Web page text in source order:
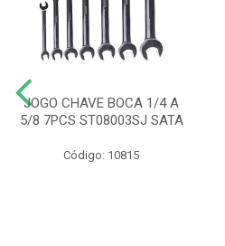
JOGO CHAVE BOCA 1/4 A
5/8 7PCS ST08003SJ SATA
Código: 10815